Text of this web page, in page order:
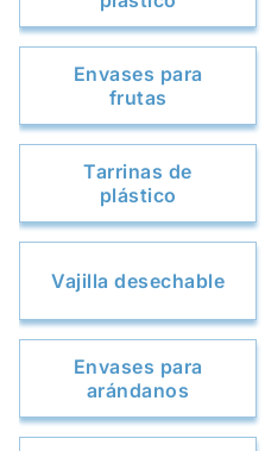
Envases para
frutas
Tarrinas de
plástico
Vajilla desechable
Envases para
arándanos